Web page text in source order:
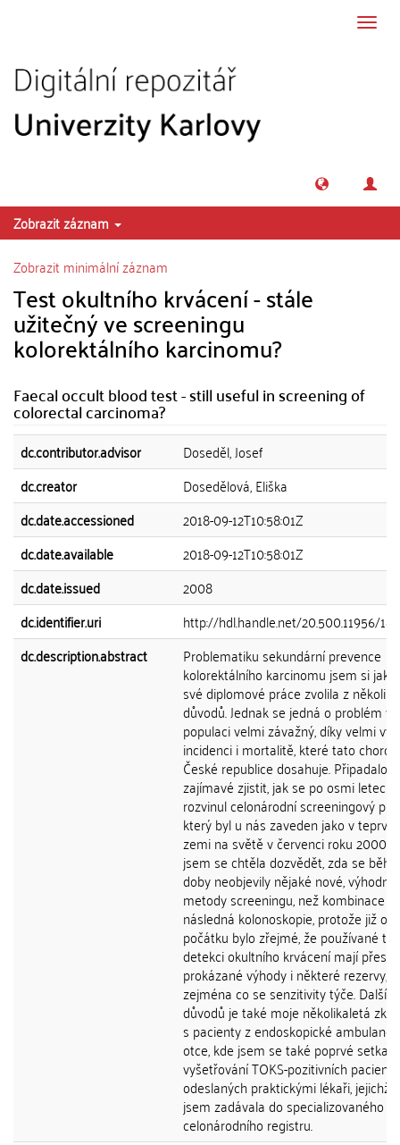
Zobrazit záznam
Zobrazit minimální záznam
Test okultního krvácení - stále
užitečný ve screeningu
kolorektálního karcinomu?
Faecal occult blood test - still useful in screening of
colorectal carcinoma?
dc.contributor.advisor
Doseděl, Josef
dc.creator
Dosedělová, Eliška
dc.date.accessioned
2018-09-12T10:58:01Z
dc.date.available
2018-09-12T10:58:01Z
dc.date.issued
2008
dc.identifier.uri
http://hdl.handle.net/20.500.11956/
dc.description.abstract
Problematiku sekundární prevence
kolorektálního karcinomu jsem si
své diplomové práce zvolila z několika
důvodů. Jednak se jedná o problém v
populaci velmi závažný, díky velmi
incidenci i mortalitě, které tato
České republice dosahuje. Připadalo
zajímavé zjistit, jak se po osmi letech
rozvinul celonárodní screeningový
který byl u nás zaveden jako v teprve
zemi na světě v červenci roku 2000.
jsem se chtěla dozvědět, zda se
doby neobjevily nějaké nové,
metody screeningu, než kombinace
následná kolonoskopie, protože již od
počátku bylo zřejmé, že používané
detekci okultního krvácení mají přes
prokázané výhody i některé rezervy,
zejména co se senzitivity týče.
důvodů je také moje několikaletá
s pacienty z endoskopické
otce, kde jsem se také poprvé
vyšetřování TOKS-pozitivních
odeslaných praktickými lékaři, jejichž
jsem zadávala do specializovaného
celonárodního registru.